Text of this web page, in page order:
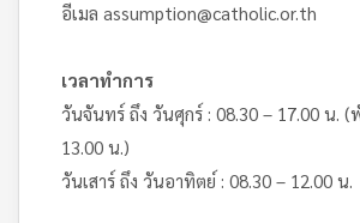
อีเมล assumption@catholic.or.th
เวลาทำการ
วันจันทร์ ถึง วันศุกร์ : 08.30 – 17.00 น. (
13.00 น.)
วันเสาร์ ถึง วันอาทิตย์ : 08.30 – 12.00 น.